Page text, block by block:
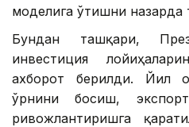
моделига ўтишни назарда
Бундан ташқари,
инвестиция
ахборот берилди. Йил
ўрнини босиш,
ривожлантиришга